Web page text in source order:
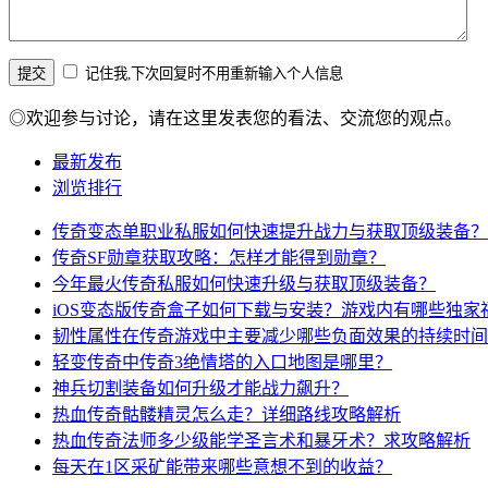
记住我,下次回复时不用重新输入个人信息
◎欢迎参与讨论，请在这里发表您的看法、交流您的观点。
最新发布
浏览排行
传奇变态单职业私服如何快速提升战力与获取顶级装备？
传奇SF勋章获取攻略：怎样才能得到勋章？
今年最火传奇私服如何快速升级与获取顶级装备？
iOS变态版传奇盒子如何下载与安装？游戏内有哪些独家
韧性属性在传奇游戏中主要减少哪些负面效果的持续时间
轻变传奇中传奇3绝情塔的入口地图是哪里？
神兵切割装备如何升级才能战力飙升？
热血传奇骷髅精灵怎么走？详细路线攻略解析
热血传奇法师多少级能学圣言术和暴牙术？求攻略解析
每天在1区采矿能带来哪些意想不到的收益？